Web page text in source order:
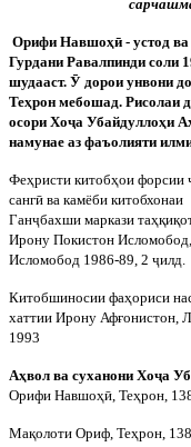
Орифи Навшоҳӣ - устод
Гурдани Равалпинди соли
шудааст. Ӯ дорои унвони
Теҳрон мебошад. Рисолаи
осори Хоҷа Убайдуллоҳи
намунае аз фаъолияти
Феҳристи китобҳои форсии
сангӣ ва камёби китобхонаи
Ганҷбахши маркази
Ирону Покистон Исломобод
Исломобод 1986-89, 2 ҷилд
Китобшиносии фаҳориси
хаттии Ирону Афғонистон,
1993
Аҳвол ва суханони Хоҷа
Орифи Навшоҳӣ , Теҳрон,
Мақолоти Ориф, Теҳрон,